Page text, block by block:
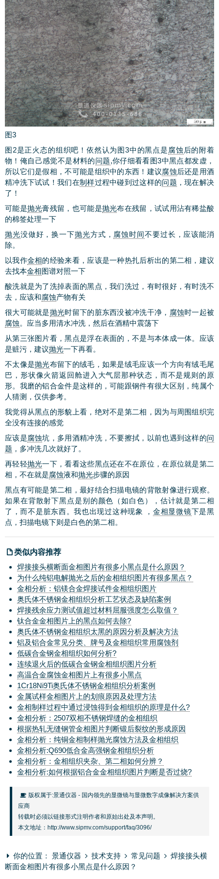
图3
图2是正火态的组织吧！依然认为图3中的黑点是腐蚀 后的附着
物！俺自己感觉不是材料的问题,你仔细看看图3中黑点都发虚，
所以它们是假相，不可能是组织中的东西！建议腐蚀后还是用酒
精冲洗下试试！我们在制样过程中碰到过这样的问题 ，现在解决
了！
可能是抛光膏残留，也可能是抛光布在残留，试试用沾有稀盐酸
的棉签处理一下
抛光没做好，换一下抛光方式， 腐蚀时间不要过长，应该能消
除。
以我作金相的经验来看，应该是一种热扎后析出的第二相，建议
去找本金相图谱对照一下
酸洗就是为了洗掉表面的黑点，我们洗过，有时很好，有时洗不
去，应该和腐蚀产物有关
很大可能就是抛光时留下的脏东西没被冲洗干净， 腐蚀时一起被
腐蚀。应当多用清水冲洗，然后在酒精中震荡下
从第三张图片看，黑点是浮在表面的，不是与本体成一体。应该
是赃污，建议抛光一下再看。
不太像是抛光布留下的绒毛，如果是绒毛应该一个方向有绒毛尾
巴，形状像火箭返回舱进入大气层那种状态，而不是规则的原
形。我磨的铝合金件是这样的，可能跟钢件有很大区别，纯属个
人猜测，仅供参考。
我觉得从黑点的形貌上看，绝对不是第二相，因为与周围组织完
全没有连接的感觉
应该是腐蚀坑，多用酒精冲洗，不要擦拭，以前也遇到这样的问
题 ，多冲洗几次就好了。
再轻轻抛光一下，看看这些黑点还在不在原位，在原位就是第二
相，不在就是腐蚀液和抛光步骤的原因
黑点有可能是第二相，最好结合扫描电镜的背散射像进行观察。
如果在背散射下黑点是别的颜色（如白色），估计就是第二相
了，而不是脏东西。我也出现过这种现象 ，金相显微镜下是黑
点，扫描电镜下则是白色的第二相。
类似内容推荐
焊接接头横断面金相图片有很多小黑点是什么原因？
为什么纯铝电解抛光之后的金相组织图片有很多黑点？
金相分析：铝镁合金焊接试件金相组织图片
奥氏体不锈钢金相组织分析工艺状态及缺陷案例
焊接残余应力测试值超过材料屈服强度怎么取值？
钛合金金相图片上的黑点如何去除?
奥氏体不锈钢金相组织太黑的原因分析及解决方法
铝及铝合金常见分类、牌号及金相组织常用腐蚀剂
低碳合金钢金相组织如何分析?
连续退火后的低碳合金钢金相组织图片分析
高温合金腐蚀金相图片上有很多小黑点
1Cr18Ni9Ti奥氏体不锈钢金相组织分析案例
金属试样金相图片上的划痕原因及处理方法
金相制样过程中通过浸蚀得到金相组织的原理是什么?
金相分析：2507双相不锈钢焊缝的金相组织
根据热轧无缝钢管金相图片判断锻后裂纹的形成原因
金相分析：纯铜金相制样抛光腐蚀方法及金相组织
金相分析:Q690低合金高强钢金相组织分析
金相分析：金相组织夹杂、第二相如何分辨？
金相分析:如何根据铝合金金相组织图片判断是否过烧?
版权属于:景通仪器 - 国内领先的显微镜与显微数字成像解决方案供
应商
转载时必须以链接形式注明作者和原始出处及本声明。
本文地址： http://www.sipmv.com/support/faq/3096/
你的位置： 景通仪器 技术支持 常见问题
焊接接头横
断面金相图片有很多小黑点是什么原因？